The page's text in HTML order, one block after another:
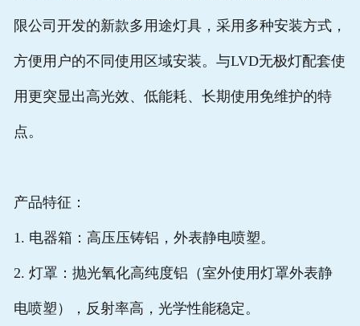
限公司开发的新款多用途灯具，采用多种安装方式，
方便用户的不同使用区域安装。与LVD无极灯配套使
用更突显出高光效、低能耗、长期使用免维护的特
点。
产品特征：
1. 电器箱：高压压铸铝，外表静电喷塑。
2. 灯罩：抛光氧化高纯度铝（室外使用灯罩外表静
电喷塑），反射率高，光学性能稳定。